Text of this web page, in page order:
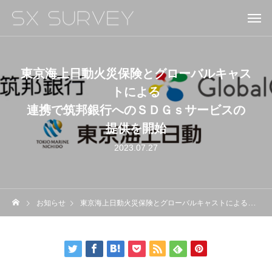
東京海上日動火災保険とグローバルキャス
トによる
連携で筑邦銀行へのＳＤＧｓサービスの
提供を開始
2023.07.27
お知らせ 東京海上日動火災保険とグローバルキャストによる連携で筑邦銀行へのＳＤＧｓサービスの提供を開始